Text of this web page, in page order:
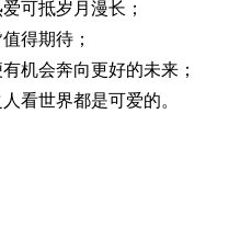
可抵岁月漫长；
得期待；
机会奔向更好的未来；
看世界都是可爱的。